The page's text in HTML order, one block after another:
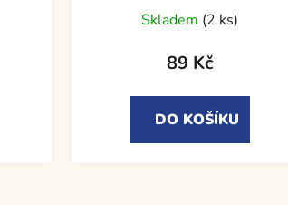
Skladem (2 ks)
89 Kč
DO KOŠÍKU